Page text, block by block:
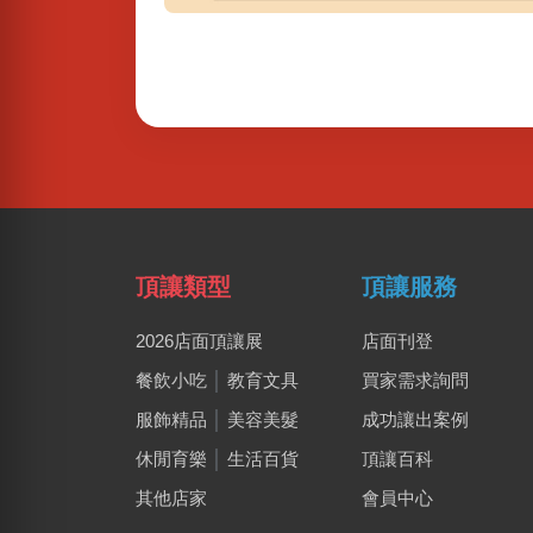
頂讓類型
2026店面頂讓展
餐飲小吃
教育文具
服飾精品
美容美髮
休閒育樂
生活百貨
其他店家
頂讓服務
店面刊登
買家需求詢問
成功讓出案例
頂讓百科
會員中心